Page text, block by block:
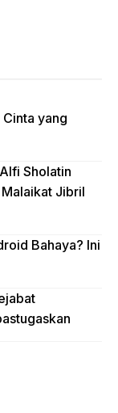
yang
Sholatin
Jibril
Bahaya? Ini